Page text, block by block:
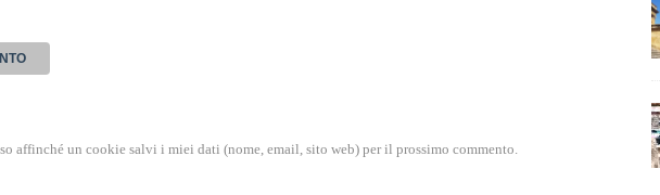
affinché un cookie salvi i miei dati (nome, email, sito web) per il prossimo commento.